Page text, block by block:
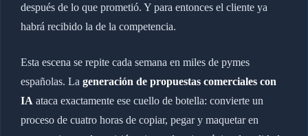
después de lo que prometió. Y para entonces el cliente ya
habrá recibido la de la competencia.
Esta escena se repite cada semana en miles de pymes
españolas. La generación de propuestas comerciales con
IA ataca exactamente ese cuello de botella: convierte un
proceso de cuatro horas de copiar, pegar y maquetar en